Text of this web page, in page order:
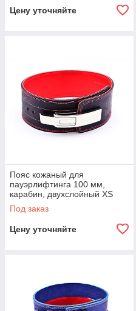
Цену уточняйте
Пояс кожаный для
пауэрлифтинга 100 мм,
карабин, двухслойный XS
(50-70 см)
Под заказ
Цену уточняйте